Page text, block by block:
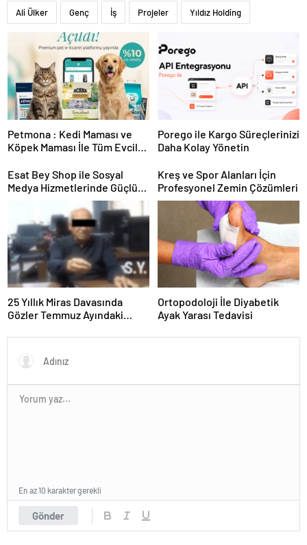
Ali Ülker Genç İş Projeler Yıldız Holding
Petmona : Kedi Maması ve
Köpek Maması İle Tüm Evcil
Porego ile Kargo Süreçlerinizi
Daha Kolay Yönetin
Esat Bey Shop ile Sosyal
Medya Hizmetlerinde Güçlü
Kreş ve Spor Alanları İçin
Profesyonel Zemin Çözümleri
25 Yıllık Miras Davasında
Gözler Temmuz Ayındaki
Ortopodoloji İle Diyabetik
Ayak Yarası Tedavisi
Gönder
En az 10 karakter gerekli